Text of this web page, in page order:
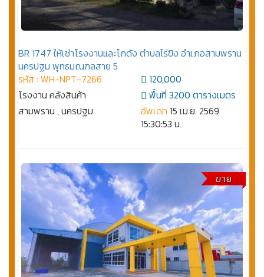
BR 1747 ให้เช่าโรงงานและโกดัง ตำบลไร่ขิง อำเภอสามพราน
นครปฐม พุทธมณฑลสาย 5
รหัส : WH-NPT-7266
โรงงาน คลังสินค้า
สามพราน , นครปฐม
120,000
พื้นที่ 3200 ตารางเมตร
อัพเดท 15 เม.ย. 2569
15:30:53 น.
ขาย